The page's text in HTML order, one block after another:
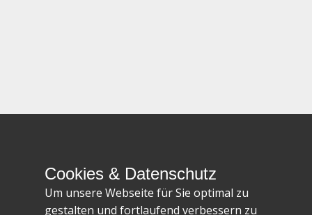
Cookies & Datenschutz
Um unsere Webseite für Sie optimal zu
gestalten und fortlaufend verbessern zu